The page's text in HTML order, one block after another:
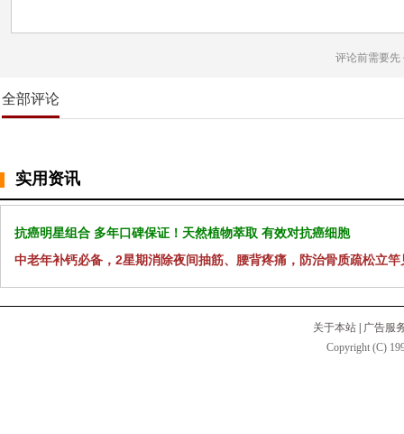
评论前需要先
全部评论
实用资讯
抗癌明星组合 多年口碑保证！天然植物萃取 有效对抗癌细胞
中老年补钙必备，2星期消除夜间抽筋、腰背疼痛，防治骨质疏松立竿
关于本站
广告服
Copyright (C)